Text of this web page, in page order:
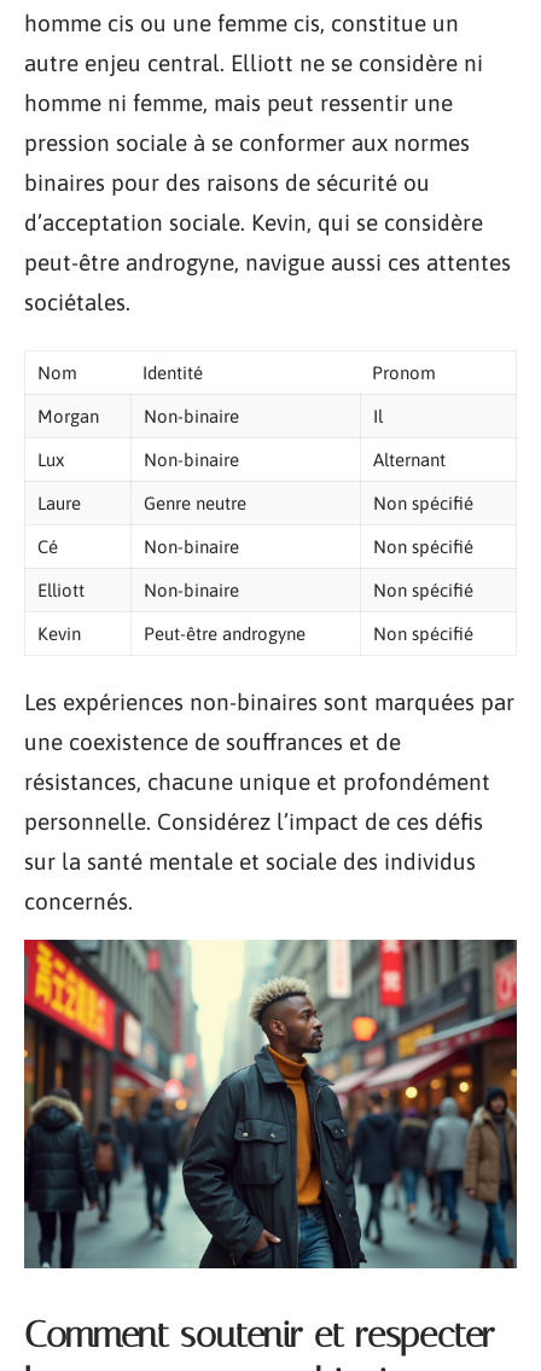
homme cis ou une femme cis, constitue un
autre enjeu central. Elliott ne se considère ni
homme ni femme, mais peut ressentir une
pression sociale à se conformer aux normes
binaires pour des raisons de sécurité ou
d’acceptation sociale. Kevin, qui se considère
peut-être androgyne, navigue aussi ces attentes
sociétales.
Nom Identité Pronom
Morgan Non-binaire Il
Lux Non-binaire Alternant
Laure Genre neutre Non spécifié
Cé Non-binaire Non spécifié
Elliott Non-binaire Non spécifié
Kevin Peut-être androgyne Non spécifié
Les expériences non-binaires sont marquées par
une coexistence de souffrances et de
résistances, chacune unique et profondément
personnelle. Considérez l’impact de ces défis
sur la santé mentale et sociale des individus
concernés.
Comment soutenir et respecter